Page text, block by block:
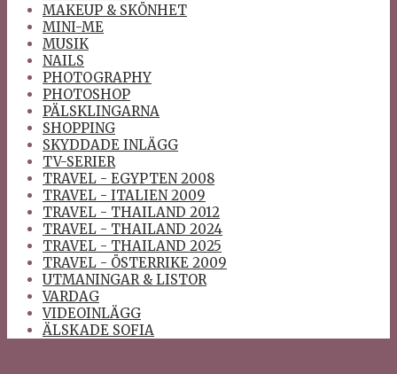
MAKEUP & SKÖNHET
MINI-ME
MUSIK
NAILS
PHOTOGRAPHY
PHOTOSHOP
PÄLSKLINGARNA
SHOPPING
SKYDDADE INLÄGG
TV-SERIER
TRAVEL - EGYPTEN 2008
TRAVEL - ITALIEN 2009
TRAVEL - THAILAND 2012
TRAVEL - THAILAND 2024
TRAVEL - THAILAND 2025
TRAVEL - ÖSTERRIKE 2009
UTMANINGAR & LISTOR
VARDAG
VIDEOINLÄGG
ÄLSKADE SOFIA